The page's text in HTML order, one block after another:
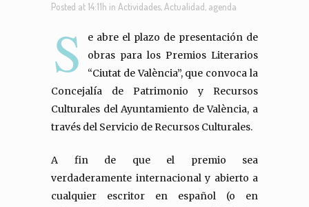
Posted at 14:11h in Actividades,Actualidad, agenda
S
e abre el plazo de presentación de
obras para los Premios Literarios
“Ciutat de València”, que convoca la
Concejalía de Patrimonio y Recursos
Culturales del Ayuntamiento de València, a
través del Servicio de Recursos Culturales.
A fin de que el premio sea
verdaderamente internacional y abierto a
cualquier escritor en español (o en